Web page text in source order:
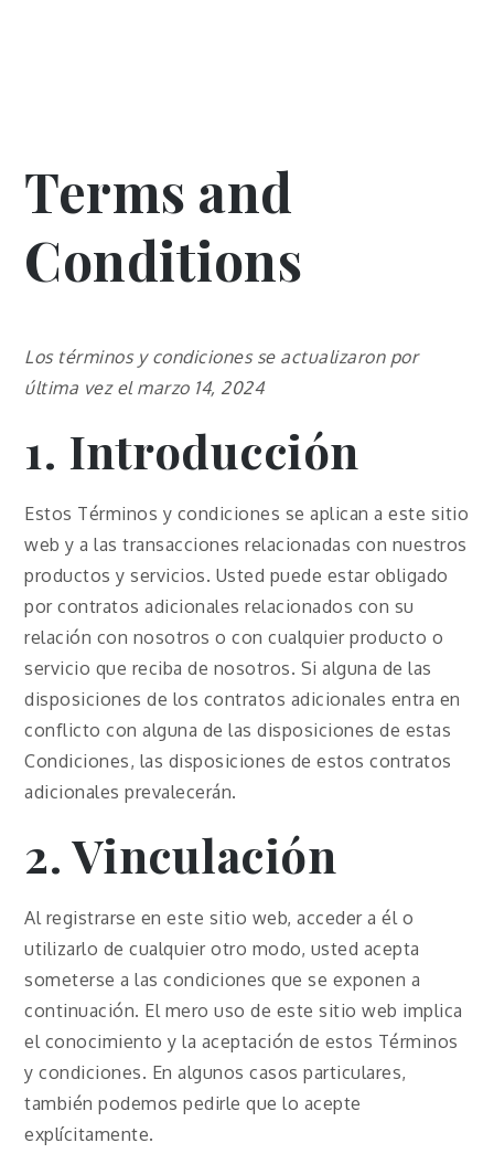
Terms and
Conditions
Los términos y condiciones se actualizaron por
última vez el marzo 14, 2024
1. Introducción
Estos Términos y condiciones se aplican a este sitio
web y a las transacciones relacionadas con nuestros
productos y servicios. Usted puede estar obligado
por contratos adicionales relacionados con su
relación con nosotros o con cualquier producto o
servicio que reciba de nosotros. Si alguna de las
disposiciones de los contratos adicionales entra en
conflicto con alguna de las disposiciones de estas
Condiciones, las disposiciones de estos contratos
adicionales prevalecerán.
2. Vinculación
Al registrarse en este sitio web, acceder a él o
utilizarlo de cualquier otro modo, usted acepta
someterse a las condiciones que se exponen a
continuación. El mero uso de este sitio web implica
el conocimiento y la aceptación de estos Términos
y condiciones. En algunos casos particulares,
también podemos pedirle que lo acepte
explícitamente.